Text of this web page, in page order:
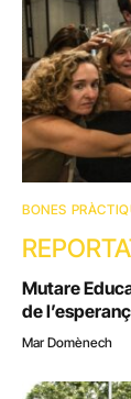
BONES
Mutare
de
Mar Domènech